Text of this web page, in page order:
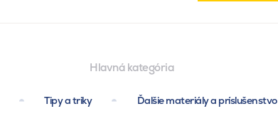
Hlavná kategória
Tipy a triky Ďalšie materiály a príslušenstvo